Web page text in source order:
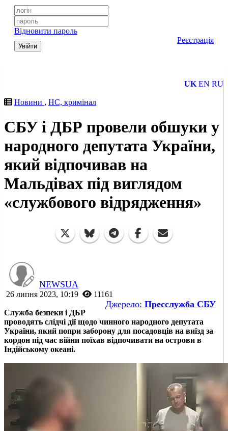
Відновити пароль
Увійти
Реєстрація
UK EN RU
Новини , НС, кримінал
СБУ і ДБР провели обшуки у
народного депутата України,
який відпочивав на
Мальдівах під виглядом
«службового відрядження»
NEWSUA
26 липня 2023, 10:19 11161
Джерело: Пресслужба СБУ
Служба безпеки і ДБР
проводять слідчі дії щодо чинного народного депутата
України, який попри заборону для посадовців на виїзд за
кордон під час війни поїхав відпочивати на острови в
Індійському океані.